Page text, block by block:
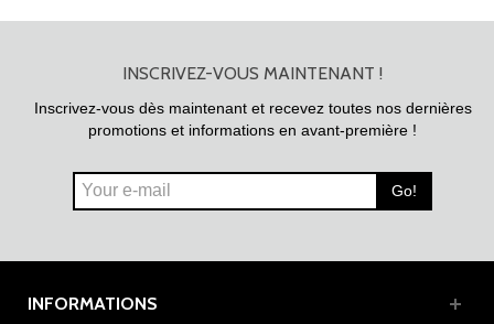
INSCRIVEZ-VOUS MAINTENANT !
Inscrivez-vous dès maintenant et recevez toutes nos dernières
promotions et informations en avant-première !
Go!
INFORMATIONS